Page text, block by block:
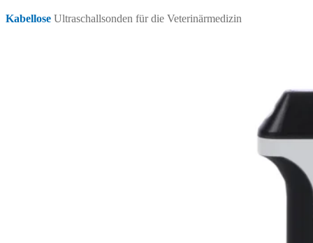
Kabellose Ultraschallsonden für die Veterinärmedizin